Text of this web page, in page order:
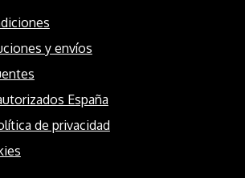
y envíos
España
de privacidad